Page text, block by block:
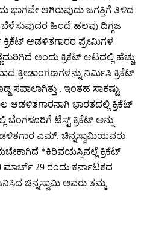
ಭಾಗವೇ ಆಗಿರುವುದು ಜಗತ್ತಿಗೆ ತಿಳಿದ
ಬೆಳೆಸುವುದರ ಹಿಂದೆ ಹಲವು ದಿಗ್ಗಜ
ಕ್ರಿಕೆಟ್ ಆಡಳಿತಗಾರರ ಪ್ರೇಮಿಗಳ
ಅಂದು ಕ್ರಿಕೆಟ್ ಆಟದಲ್ಲಿ ಹೆಚ್ಚು
ಕ್ರೀಡಾಂಗಣಗಳನ್ನು ನಿರ್ಮಿಸಿ ಕ್ರಿಕೆಟ್
ಸವಾಲಾಗಿತ್ತು . ಇಂತಹ ಸಾಕಷ್ಟು
ಆಡಳಿತಗಾರನಾಗಿ ಭಾರತದಲ್ಲಿ ಕ್ರಿಕೆಟ್
ಬೆಂಗಳೂರಿಗೆ ಟೆಸ್ಟ್ ಕ್ರಿಕೆಟ್ ಅನ್ನು
ಎಮ್. ಚಿನ್ನಸ್ವಾಮಿಯವರು
*ಕಿರಿವಯಸ್ಸಿನಲ್ಲೆ ಕ್ರಿಕೆಟ್
ಮಾರ್ಚ್ 29 ರಂದು ಕರ್ನಾಟಕದ
ಚಿನ್ನಸ್ವಾಮಿ ಅವರು ತಮ್ಮ